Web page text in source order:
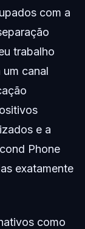
com a
trabalho
canal
e a
Phone
exatamente
como